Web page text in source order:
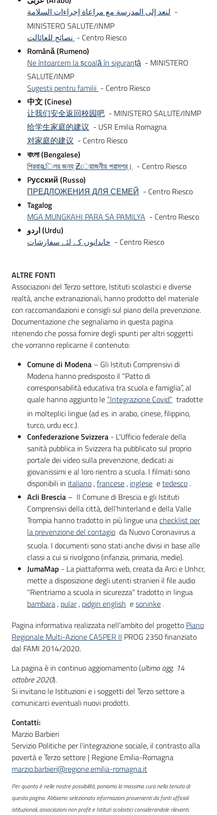
لنعد إلى المدرسة مع مراعاة إجراءات السلامة -
MINISTERO SALUTE/INMP
- Centro Riesco
Română (Rumeno)
Ne întoarcem la școală în siguranță - MINISTERO
SALUTE/INMP
Sugestii pentru familii - Centro Riesco
中文 (Cinese)
让我们安全返回校园吧 - MINISTERO SALUTE/INMP
给学生家庭的建议 - USR Emilia Romagna
对家庭的建议 - Centro Riesco
বাংলা (Bengalese)
পিরবারʟিলর জনয্ Ƶেয়াজনীয় পরামশর্। - Centro Riesco
Pусский (Russo)
ПРЕДЛОЖЕНИЯ ДЛЯ СЕМЕЙ - Centro Riesco
Tagalog
MGA MUNGKAHI PARA SA PAMILYA - Centro Riesco
اردو (Urdu)
خاندانوں کے لئے سفارشات - Centro Riesco
ALTRE FONTI
Associazioni del Terzo settore, Istituti scolastici e diverse
realtà, anche extranazionali, hanno prodotto del materiale
con raccomandazioni e consigli sul piano della prevenzione.
Documentazione che segnaliamo in questa pagina
ritenendo che possa fornire degli spunti per altri soggetti
che vorranno replicarne il contenuto:
Comune di Modena – Gli Istituti Comprensivi di
Modena hanno predisposto il “Patto di
corresponsabilità educativa tra scuola e famiglia”, al
quale hanno aggiunto le “Integrazione Covid” tradotte
in molteplici lingue (ad es. in arabo, cinese, filippino,
turco, urdu ecc.).
Confederazione Svizzera - L'Ufficio federale della
sanità pubblica in Svizzera ha pubblicato sul proprio
portale dei video sulla prevenzione, dedicati ai
giovanissimi e al loro rientro a scuola. I filmati sono
disponibili in italiano ,francese , inglese etedesco .
Acli Brescia – Il Comune di Brescia e gli Istituti
Comprensivi della città, dell'hinterland e della Valle
Trompia hanno tradotto in più lingue unachecklist per
la prevenzione del contagio da Nuovo Coronavirus a
scuola. I documenti sono stati anche divisi in base alle
classi a cui si rivolgono (infanzia, primaria, medie).
JumaMap - La piattaforma web, creata da Arci e Unhcr,
mette a disposizione degli utenti stranieri il file audio
"Rientriamo a scuola in sicurezza" tradotto in lingua
bambara, pular, pidgin english esoninke .
Pagina informativa realizzata nell'ambito del progetto Piano
Regionale Multi-Azione CASPER II PROG 2350 finanziato
dal FAMI 2014/2020.
La pagina è in continuo aggiornamento (ultimo agg. 14
ottobre 2020).
Si invitano le Istituzioni e i soggetti del Terzo settore a
comunicarci eventuali nuovi prodotti.
Contatti:
Marzio Barbieri
Servizio Politiche per l'integrazione sociale, il contrasto alla
povertà e Terzo settore | Regione Emilia-Romagna
marzio.barbieri@regione.emilia-romagna.it
Per quanto è nelle nostre possibilità, poniamo la massima cura nella tenuta di
questa pagina. Abbiamo selezionato informazioni provenienti da fonti ufficiali
istituzionali, associazioni non profit e Istituti scolastici considerandole rilevanti.